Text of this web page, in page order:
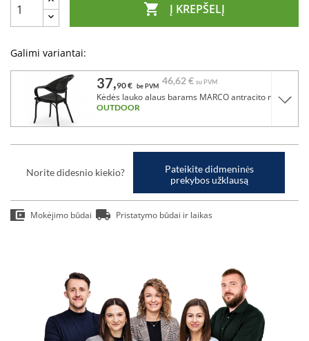
 Į KREPŠELĮ
Galimi variantai:
37,90 € be PVM 46,62 € su PVM
Kėdės lauko alaus barams MARCO antracito negra
OUTDOOR
Norite didesnio kiekio?
Pateikite didmeninės
prekybos užklausą
Mokėjimo būdai Pristatymo būdai ir laikas